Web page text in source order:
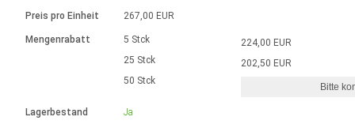
Einheitssystem
Hubmagnete
230 - 50 Hz | 110 - 60 Hz
Drehzahlregelung für die AIS-Serie
Bürstenlose Gleichstrommotoren
mit Planetengetriebe und internem
Ø 28-42| 1-1400 rpm | <= 290Ncm
Bürstenlose DC Motor Controller
Gleichstrommotoren mit
Schneckengetriebe und Bürsten
Ø43-124mm | 31-425rpm | ≤ 41Nm
Treiber für Gleichstrommotoren mit
Synchron-Asynchron | für 1-4 Elektrozylinder
Synchron-Asynchron | für 1-4 Elektrozylinder
Français (EUR)
Preis pro Einheit
Mengenrabatt
Lagerbestand
267,00 EUR
5 Stck
25 Stck
50 Stck
Ja
224,00 EUR
202,50 EUR
Bitte